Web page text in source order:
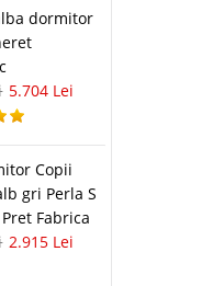
dormitor
5.704 Lei
Copii
gri Perla S
Fabrica
2.915 Lei